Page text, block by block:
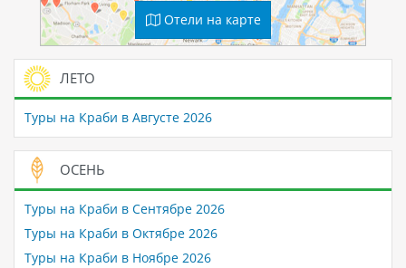
Отели на карте
ЛЕТО
Туры на Краби в Августе 2026
ОСЕНЬ
Туры на Краби в Сентябре 2026
Туры на Краби в Октябре 2026
Туры на Краби в Ноябре 2026